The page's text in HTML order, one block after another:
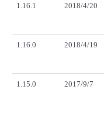
1.16.1 2018/4/20
1.16.0 2018/4/19
1.15.0 2017/9/7